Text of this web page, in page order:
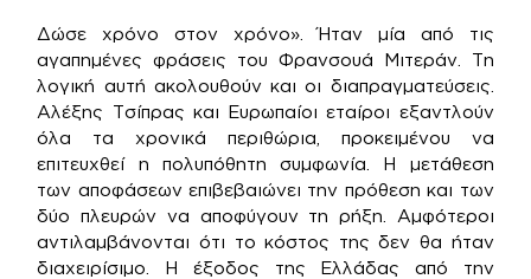
Δώσε χρόνο στον χρόνο». Ήταν μία από τις
αγαπημένες φράσεις του Φρανσουά Μιτεράν. Τη
λογική αυτή ακολουθούν και οι διαπραγματεύσεις.
Αλέξης Τσίπρας και Ευρωπαίοι εταίροι εξαντλούν
όλα τα χρονικά περιθώρια, προκειμένου να
επιτευχθεί η πολυπόθητη συμφωνία. Η μετάθεση
των αποφάσεων επιβεβαιώνει την πρόθεση και των
δύο πλευρών να αποφύγουν τη ρήξη. Αμφότεροι
αντιλαμβάνονται ότι το κόστος της δεν θα ήταν
διαχειρίσιμο. Η έξοδος της Ελλάδας από την